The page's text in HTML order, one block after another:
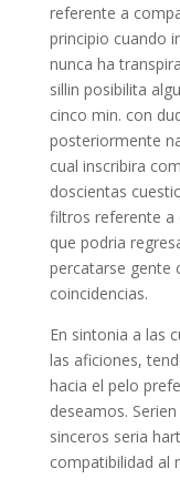
referente a
principio cuando
nunca ha
sillin posibilita
cinco min. con
posteriormente
cual inscribira
doscientas
filtros referente a
que podria
percatarse gente
coincidencias.
En sintonia a las
las aficiones,
hacia el pelo
deseamos.
sinceros seria
compatibilidad al